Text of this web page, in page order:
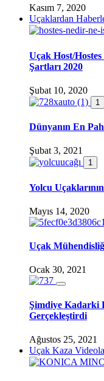
Kasım 7, 2020
Uçaklardan
Uçak Host/
Şartları 2020
Şubat 10, 2020
1
Dünyanın En
Şubat 3, 2021
1
Yolcu
Mayıs 14, 2020
Uçak
Ocak 30, 2021
Şimdiye Kadarki
Gerçekleştirdi
Ağustos 25, 2021
Uçak Kaza